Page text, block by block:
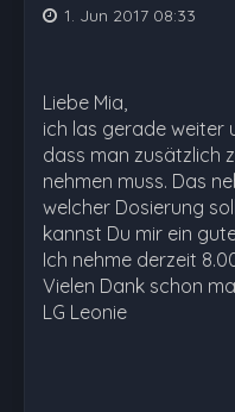
1. Jun 2017 08:33
Liebe Mia,
ich las gerade weiter
dass man zusätzlich
nehmen muss. Das
welcher Dosierung
kannst Du mir ein
Ich nehme derzeit
Vielen Dank schon
LG Leonie